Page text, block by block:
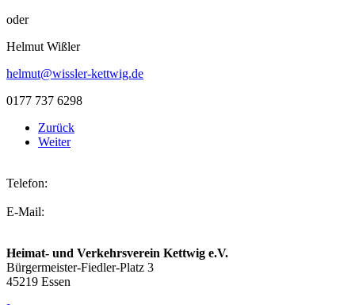
oder
Helmut Wißler
helmut@wissler-kettwig.de
0177 737 6298
Zurück
Weiter
Telefon:
E-Mail:
Heimat- und Verkehrsverein Kettwig e.V.
Bürgermeister-Fiedler-Platz 3
45219 Essen